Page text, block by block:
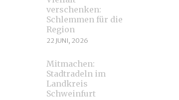
verschenken:
Schlemmen für die
Region
22 JUNI, 2026
Mitmachen:
Stadtradeln im
Landkreis
Schweinfurt